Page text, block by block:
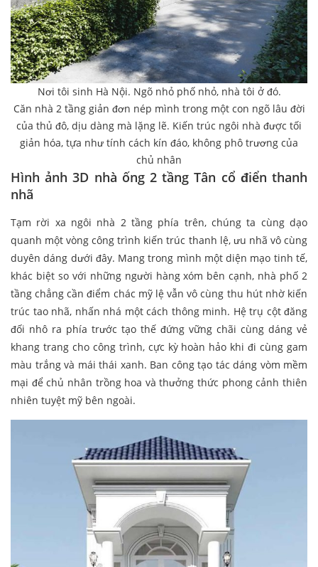
Nơi tôi sinh Hà Nội. Ngõ nhỏ phố nhỏ, nhà tôi ở đó.
Căn nhà 2 tầng giản đơn nép mình trong một con ngõ lâu đời
của thủ đô, dịu dàng mà lặng lẽ. Kiến trúc ngôi nhà được tối
giản hóa, tựa như tính cách kín đáo, không phô trương của
chủ nhân
Hình ảnh 3D nhà ống 2 tầng Tân cổ điển thanh
nhã
Tạm rời xa ngôi nhà 2 tầng phía trên, chúng ta cùng dạo
quanh một vòng công trình kiến trúc thanh lệ, ưu nhã vô cùng
duyên dáng dưới đây. Mang trong mình một diện mạo tinh tế,
khác biệt so với những người hàng xóm bên cạnh, nhà phố 2
tầng chẳng cần điểm chác mỹ lệ vẫn vô cùng thu hút nhờ kiến
trúc tao nhã, nhấn nhá một cách thông minh. Hệ trụ cột đăng
đối nhô ra phía trước tạo thế đứng vững chãi cùng dáng vẻ
khang trang cho công trình, cực kỳ hoàn hảo khi đi cùng gam
màu trắng và mái thái xanh. Ban công tạo tác dáng vòm mềm
mại để chủ nhân trồng hoa và thưởng thức phong cảnh thiên
nhiên tuyệt mỹ bên ngoài.